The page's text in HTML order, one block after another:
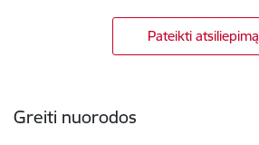
Pateikti atsiliepimą
Greiti nuorodos